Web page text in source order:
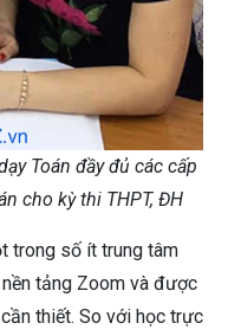
Toán đầy đủ các cấp
cho kỳ thi THPT, ĐH
trong số ít trung tâm
tảng Zoom và được
thiết. So với học trực